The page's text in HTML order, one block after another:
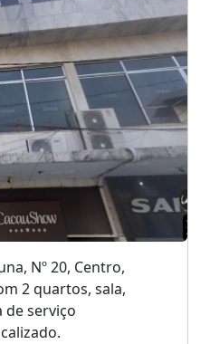
Nº 20, Centro,
2 quartos, sala,
de serviço